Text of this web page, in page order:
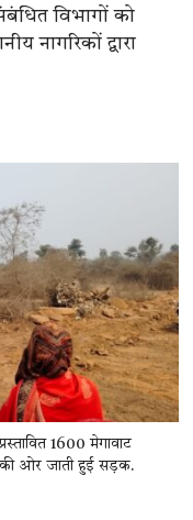
विभागों को
नागरिकों द्वारा
1600 मेगावाट
की ओर जाती हुई सड़क.